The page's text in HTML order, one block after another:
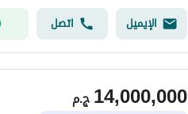
الإيميل اتصل
ج.م14,000,000